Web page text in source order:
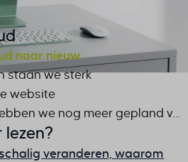
naar nieuw
staan we sterk
website
we nog meer gepland voor 2022?
lezen?
veranderen, waarom